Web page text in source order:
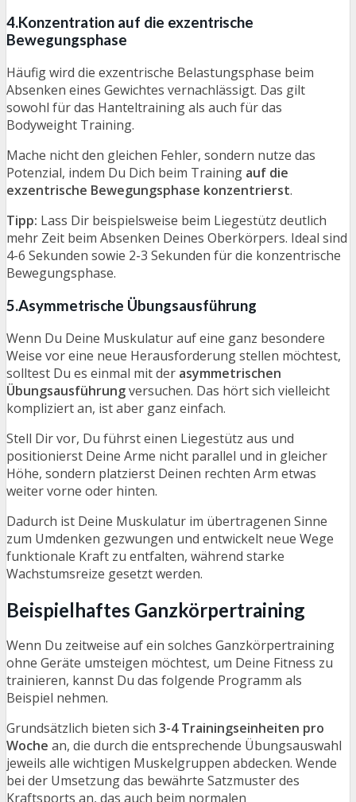
4.Konzentration auf die exzentrische
Bewegungsphase
Häufig wird die exzentrische Belastungsphase beim
Absenken eines Gewichtes vernachlässigt. Das gilt
sowohl für das Hanteltraining als auch für das
Bodyweight Training.
Mache nicht den gleichen Fehler, sondern nutze das
Potenzial, indem Du Dich beim Training auf die
exzentrische Bewegungsphase konzentrierst.
Tipp: Lass Dir beispielsweise beim Liegestütz deutlich
mehr Zeit beim Absenken Deines Oberkörpers. Ideal sind
4-6 Sekunden sowie 2-3 Sekunden für die konzentrische
Bewegungsphase.
5.Asymmetrische Übungsausführung
Wenn Du Deine Muskulatur auf eine ganz besondere
Weise vor eine neue Herausforderung stellen möchtest,
solltest Du es einmal mit der asymmetrischen
Übungsausführungversuchen. Das hört sich vielleicht
kompliziert an, ist aber ganz einfach.
Stell Dir vor, Du führst einen Liegestütz aus und
positionierst Deine Arme nicht parallel und in gleicher
Höhe, sondern platzierst Deinen rechten Arm etwas
weiter vorne oder hinten.
Dadurch ist Deine Muskulatur im übertragenen Sinne
zum Umdenken gezwungen und entwickelt neue Wege
funktionale Kraft zu entfalten, während starke
Wachstumsreize gesetzt werden.
Beispielhaftes Ganzkörpertraining
Wenn Du zeitweise auf ein solches Ganzkörpertraining
ohne Geräte umsteigen möchtest, um Deine Fitness zu
trainieren, kannst Du das folgende Programm als
Beispiel nehmen.
Grundsätzlich bieten sich 3-4 Trainingseinheiten pro
Woche an, die durch die entsprechende Übungsauswahl
jeweils alle wichtigen Muskelgruppen abdecken. Wende
bei der Umsetzung das bewährte Satzmuster des
Kraftsports an, das auch beim normalen